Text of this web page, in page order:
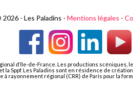
- Les Paladins - Mentions légales -
d’Ile-de-France. Les productions
la Sppf. Les Paladins sont en résidence de
rayonnement régional (CRR) de Paris pour la